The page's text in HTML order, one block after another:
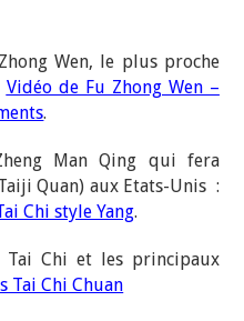
Wen, le plus proche
Vidéo de Fu Zhong Wen –
.
Man Qing qui fera
Quan) aux Etats-Unis :
Chi style Yang.
Chi et les principaux
Tai Chi Chuan